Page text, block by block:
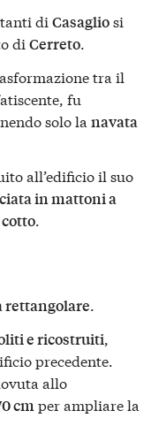
di Casagliosi
di Cerreto.
tra il
fu
solo la navata
all’edificio il suo
in mattoni a
.
rettangolare.
e ricostruiti,
precedente.
allo
cmper ampliare la